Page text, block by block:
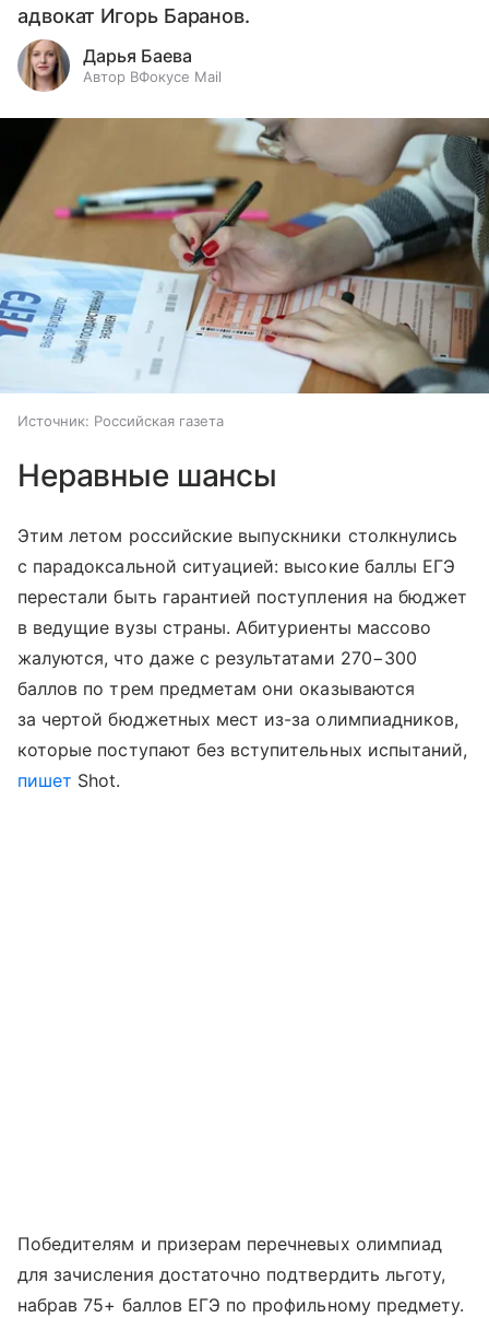
адвокат Игорь Баранов.
Дарья Баева
Автор ВФокусе Mail
Источник: Российская газета
Неравные шансы
Этим летом российские выпускники столкнулись
с парадоксальной ситуацией: высокие баллы ЕГЭ
перестали быть гарантией поступления на бюджет
в ведущие вузы страны. Абитуриенты массово
жалуются, что даже с результатами 270−300
баллов по трем предметам они оказываются
за чертой бюджетных мест из-за олимпиадников,
которые поступают без вступительных испытаний,
пишет Shot.
Победителям и призерам перечневых олимпиад
для зачисления достаточно подтвердить льготу,
набрав 75+ баллов ЕГЭ по профильному предмету.